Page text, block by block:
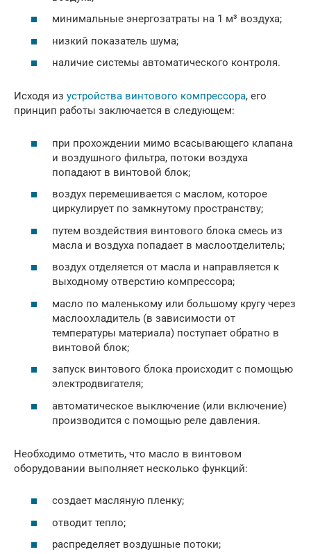
минимальные энергозатраты на 1 м³ воздуха;
низкий показатель шума;
наличие системы автоматического контроля.
Исходя из устройства винтового компрессора, его
принцип работы заключается в следующем:
при прохождении мимо всасывающего клапана
и воздушного фильтра, потоки воздуха
попадают в винтовой блок;
воздух перемешивается с маслом, которое
циркулирует по замкнутому пространству;
путем воздействия винтового блока смесь из
масла и воздуха попадает в маслоотделитель;
воздух отделяется от масла и направляется к
выходному отверстию компрессора;
масло по маленькому или большому кругу через
маслоохладитель (в зависимости от
температуры материала) поступает обратно в
винтовой блок;
запуск винтового блока происходит с помощью
электродвигателя;
автоматическое выключение (или включение)
производится с помощью реле давления.
Необходимо отметить, что масло в винтовом
оборудовании выполняет несколько функций:
создает масляную пленку;
отводит тепло;
распределяет воздушные потоки;